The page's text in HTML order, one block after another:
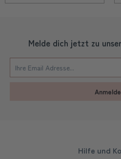
Melde dich jetzt zu
Hilfe und